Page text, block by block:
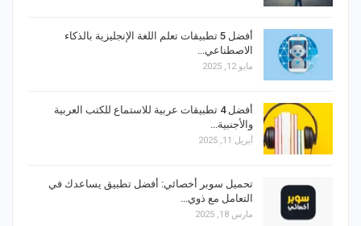
أفضل 5 تطبيقات تعلم اللغة الإنجليزية بالذكاء
الاصطناعي…
مايو 12, 2025
أفضل 4 تطبيقات عربية للاستماع للكتب العربية
والأجنبية…
أبريل 11, 2025
تحميل سوبر أخصائي: أفضل تطبيق يساعدك في
التعامل مع ذوي…
مارس 18, 2025